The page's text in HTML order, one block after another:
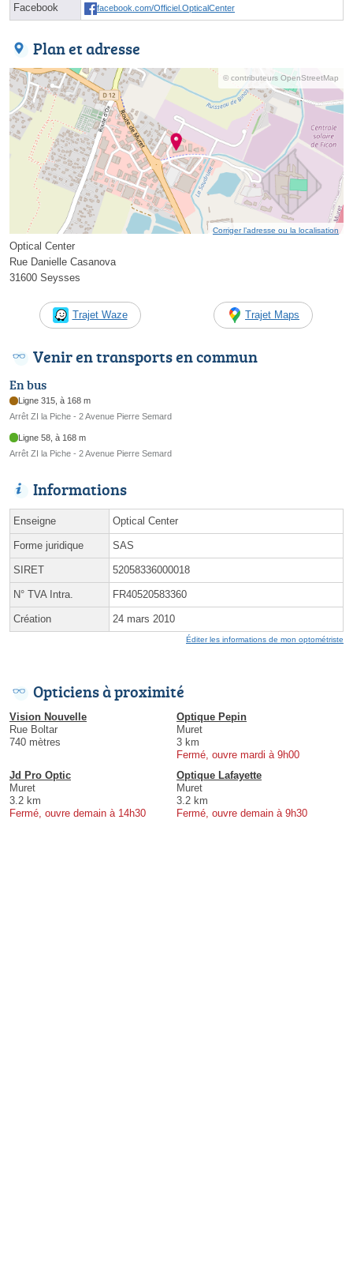
Facebook facebook.com/Officiel.OpticalCenter
Plan et adresse
© contributeurs OpenStreetMap
Corriger l’adresse ou la localisation
Optical Center
Rue Danielle Casanova
31600 Seysses
Trajet Waze Trajet Maps
Venir en transports en commun
En bus
Ligne 315, à 168 m
Arrêt ZI la Piche - 2 Avenue Pierre Semard
Ligne 58, à 168 m
Arrêt ZI la Piche - 2 Avenue Pierre Semard
Informations
Enseigne Optical Center
Forme juridique SAS
SIRET 52058336000018
N° TVA Intra. FR40520583360
Création 24 mars 2010
Éditer les informations de mon optométriste
Opticiens à proximité
Vision Nouvelle
Rue Boltar
740 mètres
Optique Pepin
Muret
3 km
Fermé, ouvre mardi à 9h00
Jd Pro Optic
Muret
3.2 km
Fermé, ouvre demain à 14h30
Optique Lafayette
Muret
3.2 km
Fermé, ouvre demain à 9h30